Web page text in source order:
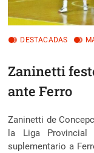
DESTACADAS
Zaninetti
ante Ferro
Zaninetti de
la Liga
suplementario a